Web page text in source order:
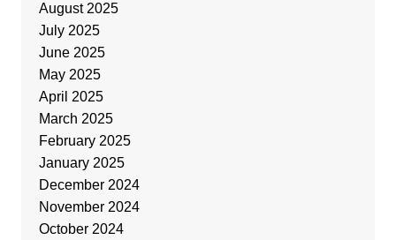
August 2025
July 2025
June 2025
May 2025
April 2025
March 2025
February 2025
January 2025
December 2024
November 2024
October 2024